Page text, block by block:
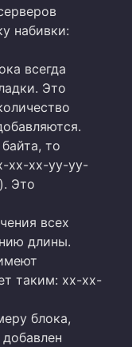
набивки:
всегда
Это
то
xx-xx-yy-yy-
Это
всех
длины.
таким: xx-xx-
блока,